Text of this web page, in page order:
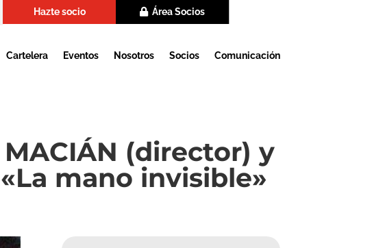
Hazte socio Área Socios
Cartelera Eventos Nosotros Socios Comunicación
MACIÁN (director) y
mano invisible»